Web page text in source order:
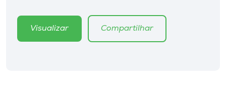
Rádio
Visualizar Compartilhar